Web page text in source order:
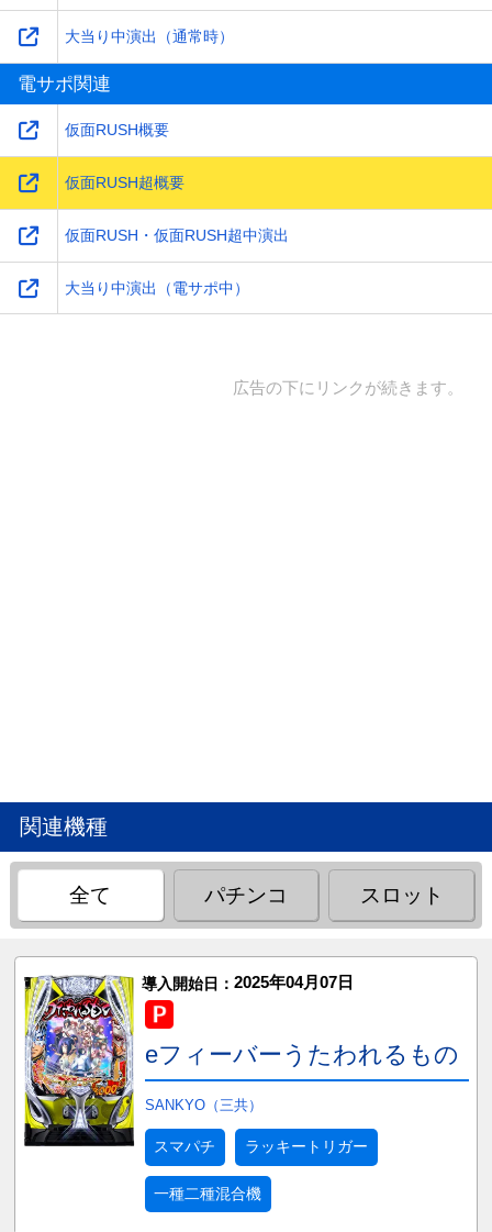
大当り中演出（通常時）
電サポ関連
仮面RUSH概要
仮面RUSH超概要
仮面RUSH・仮面RUSH超中演出
大当り中演出（電サポ中）
広告の下にリンクが続きます。
関連機種
全て パチンコ スロット
導入開始日： 2025年04月07日
eフィーバーうたわれるもの
SANKYO（三共）
スマパチ ラッキートリガー
一種二種混合機